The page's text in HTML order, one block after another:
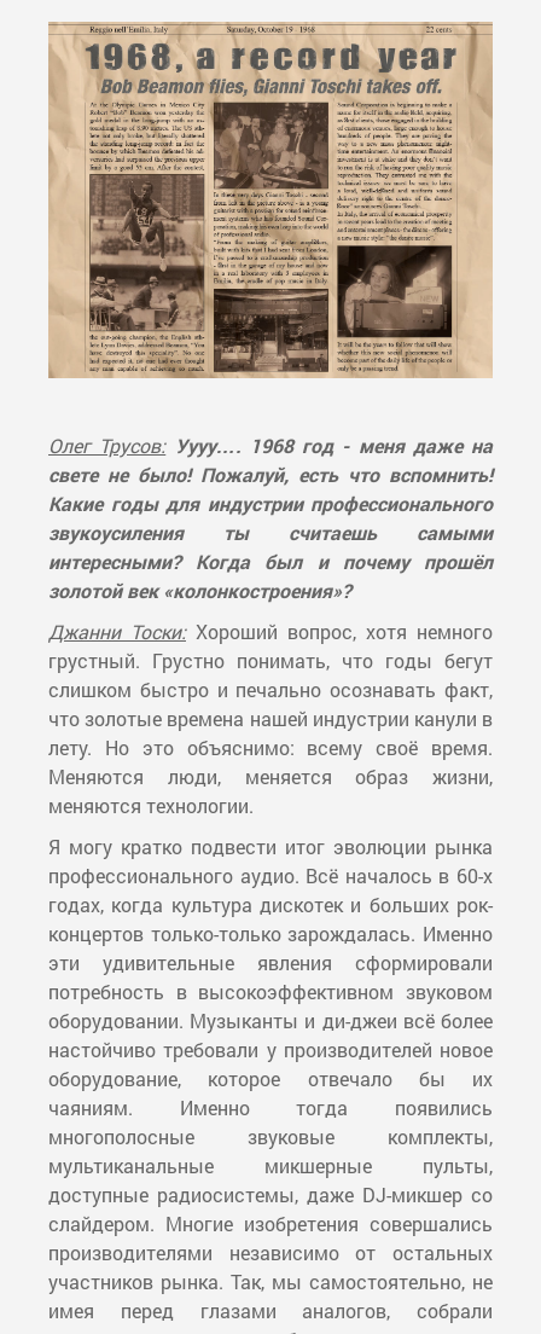
Олег Трусов: Уууу…. 1968 год - меня даже на
свете не было! Пожалуй, есть что вспомнить!
Какие годы для индустрии профессионального
звукоусиления ты считаешь самыми
интересными? Когда был и почему прошёл
золотой век «колонкостроения»?
Джанни Тоски:Хороший вопрос, хотя немного
грустный. Грустно понимать, что годы бегут
слишком быстро и печально осознавать факт,
что золотые времена нашей индустрии канули в
лету. Но это объяснимо: всему своё время.
Меняются люди, меняется образ жизни,
меняются технологии.
Я могу кратко подвести итог эволюции рынка
профессионального аудио. Всё началось в 60-х
годах, когда культура дискотек и больших рок-
концертов только-только зарождалась. Именно
эти удивительные явления сформировали
потребность в высокоэффективном звуковом
оборудовании. Музыканты и ди-джеи всё более
настойчиво требовали у производителей новое
оборудование, которое отвечало бы их
чаяниям. Именно тогда появились
многополосные звуковые комплекты,
мультиканальные микшерные пульты,
доступные радиосистемы, даже DJ-микшер со
слайдером. Многие изобретения совершались
производителями независимо от остальных
участников рынка. Так, мы самостоятельно, не
имея перед глазами аналогов, собрали